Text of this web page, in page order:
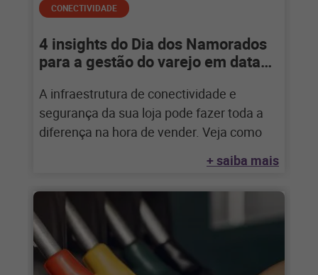
CONECTIVIDADE
4 insights do Dia dos Namorados
para a gestão do varejo em datas
A infraestrutura de conectividade e
segurança da sua loja pode fazer toda a
diferença na hora de vender. Veja como
+ saiba mais